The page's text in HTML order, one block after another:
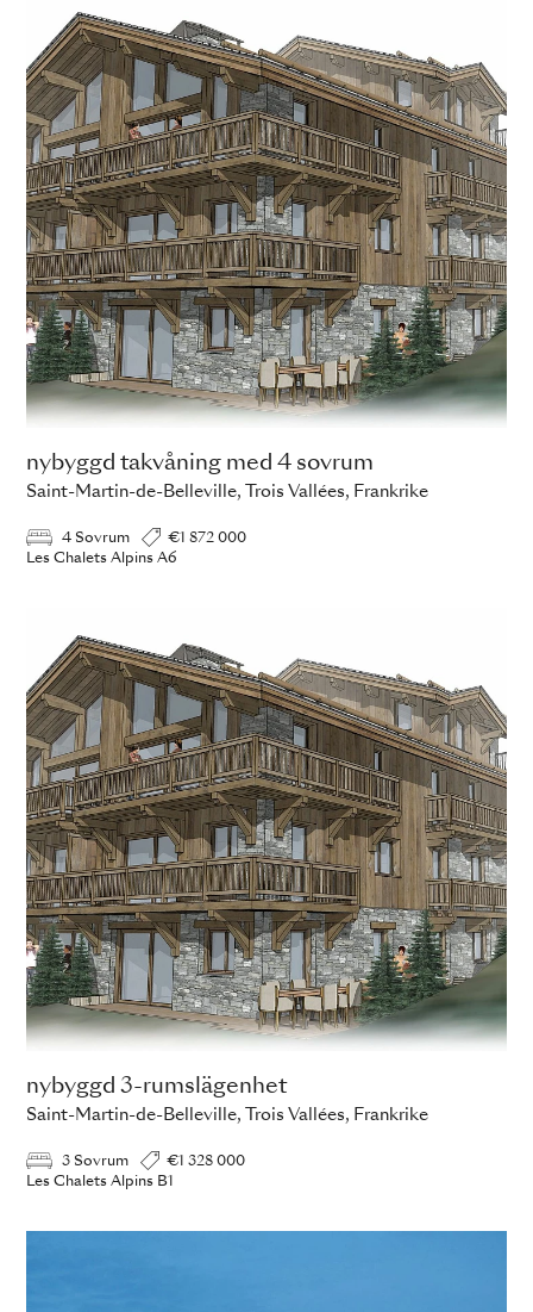
nybyggd takvåning med 4 sovrum
Saint-Martin-de-Belleville, Trois Vallées, Frankrike
4 Sovrum
€1 872 000
Les Chalets Alpins A6
nybyggd 3-rumslägenhet
Saint-Martin-de-Belleville, Trois Vallées, Frankrike
3 Sovrum
€1 328 000
Les Chalets Alpins B1